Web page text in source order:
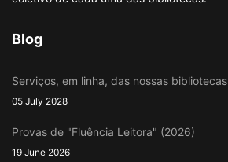
Blog
Serviços, em linha, das nossas bibliotecas
05 July 2028
Provas de "Fluência Leitora" (2026)
19 June 2026